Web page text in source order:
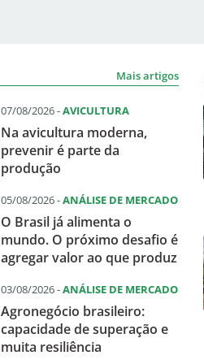
Mais artigos
07/08/2026 -AVICULTURA
Na avicultura moderna,
prevenir é parte da
produção
05/08/2026 -ANÁLISE DE MERCADO
O Brasil já alimenta o
mundo. O próximo desafio é
agregar valor ao que produz
03/08/2026 -ANÁLISE DE MERCADO
Agronegócio brasileiro:
capacidade de superação e
muita resiliência